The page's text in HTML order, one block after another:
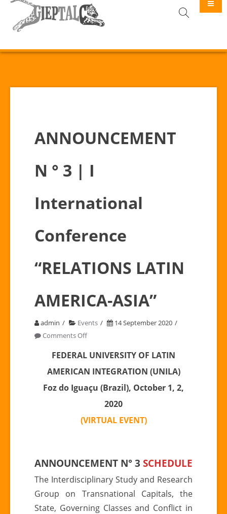
GIEPTALC
ANNOUNCEMENT
N ° 3 | I
International
Conference
“RELATIONS LATIN
AMERICA-ASIA”
admin Events
14 September 2020
Comments Offon
N
°
3
International
LATIN
AMERICA-
ASIA”
FEDERAL UNIVERSITY OF LATIN
AMERICAN INTEGRATION (UNILA)
Foz do Iguaçu (Brazil), October 1, 2,
2020
(VIRTUAL EVENT)
ANNOUNCEMENT N° 3 SCHEDULE
The Interdisciplinary Study and Research
Group on Transnational Capitals, the
State, Governing Classes and Conflict in